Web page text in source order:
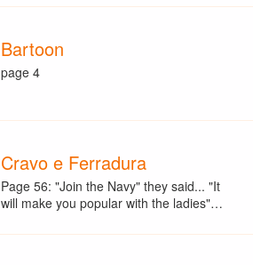
Bartoon
page 4
Cravo e Ferradura
Page 56: "Join the Navy" they said... "It
will make you popular with the ladies"…